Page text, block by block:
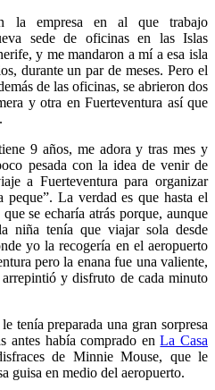
la empresa en al que trabajo
sede de oficinas en las Islas
y me mandaron a mí a esa isla
durante un par de meses. Pero el
de las oficinas, se abrieron dos
y otra en Fuerteventura así que
9 años, me adora y tras mes y
pesada con la idea de venir de
a Fuerteventura para organizar
La verdad es que hasta el
se echaría atrás porque, aunque
niña tenía que viajar sola desde
yo la recogería en el aeropuerto
pero la enana fue una valiente,
y disfruto de cada minuto
tenía preparada una gran sorpresa
antes había comprado enLa Casa
de Minnie Mouse, que le
guisa en medio del aeropuerto.